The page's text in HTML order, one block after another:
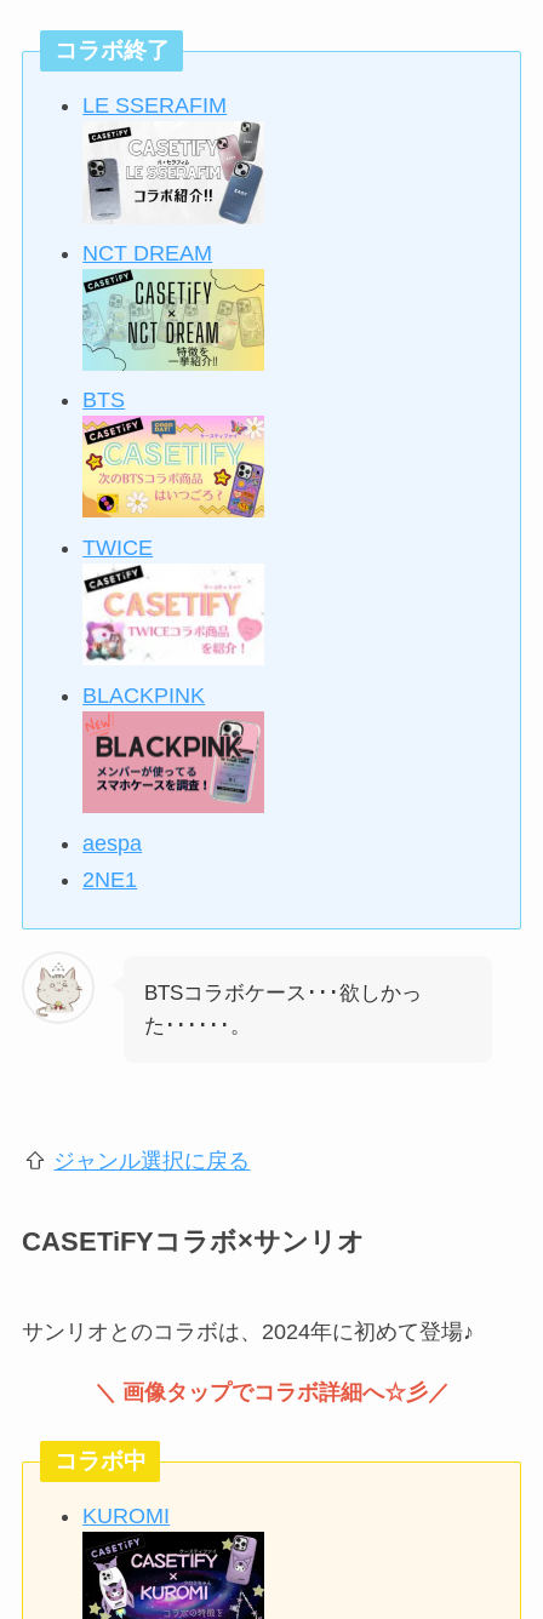
コラボ終了
LE SSERAFIM
NCT DREAM
BTS
TWICE
BLACKPINK
aespa
2NE1
BTSコラボケース･･･欲しかっ
た･･････。
ジャンル選択に戻る
CASETiFYコラボ×サンリオ
サンリオとのコラボは、2024年に初めて登場♪
＼ 画像タップでコラボ詳細へ☆彡／
コラボ中
KUROMI